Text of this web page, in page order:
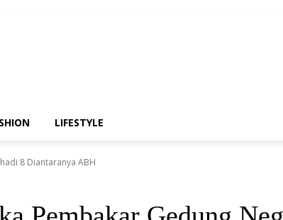
LIFESTYLE
8 Diantaranya ABH